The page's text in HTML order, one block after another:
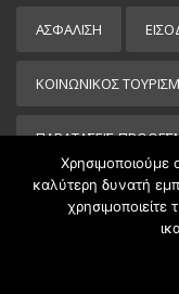
ΑΣΦΑΛΙΣΗ
ΚΟΙΝΩΝΙΚΟΣ
ΠΑΡΑΤΑΣΕΙΣ-
ΤΕΛΗ ΚΥΚΛΟΦΟΡΙΑΣ
ΦΟΡΟΛΟΓΙΚΕΣ
καλύτερη δυνατή